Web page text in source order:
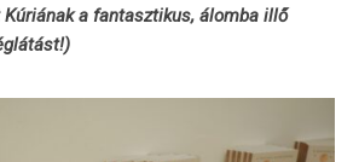
a fantasztikus, álomba illő